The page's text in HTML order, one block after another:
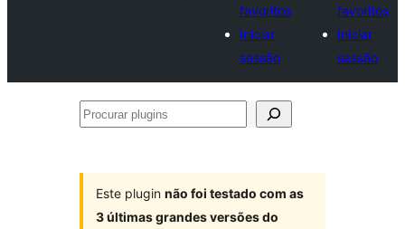
favoritos
Iniciar
sessão
favoritos
Iniciar
sessão
Procurar
Este plugin não foi testado com as
3 últimas grandes versões do